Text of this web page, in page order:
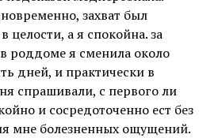
захват был
целости, а я спокойна. за
роддоме я сменила около
дней, и практически в
спрашивали, с первого ли
и сосредоточенно ест без
мне болезненных ощущений.